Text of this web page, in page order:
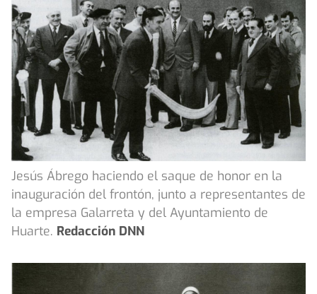
Jesús Ábrego haciendo el saque de honor en la
inauguración del frontón, junto a representantes de
la empresa Galarreta y del Ayuntamiento de
Huarte. Redacción DNN